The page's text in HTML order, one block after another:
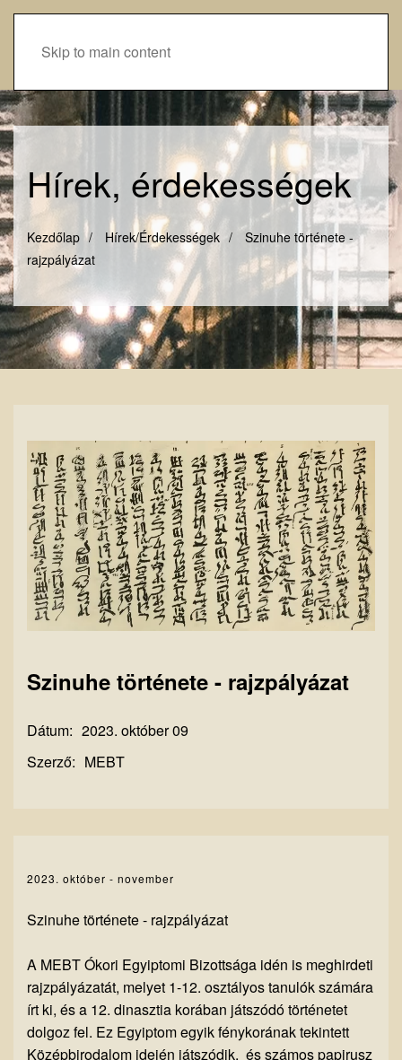
Skip to main content
Hírek, érdekességek
Kezdőlap Hírek/Érdekességek
Szinuhe története -
rajzpályázat
Szinuhe története - rajzpályázat
Dátum: 2023. október 09
Szerző: MEBT
2023. október - november
Szinuhe története - rajzpályázat
A MEBT Ókori Egyiptomi Bizottsága idén is meghirdeti
rajzpályázatát, melyet 1-12. osztályos tanulók számára
írt ki, és a 12. dinasztia korában játszódó történetet
dolgoz fel. Ez Egyiptom egyik fénykorának tekintett
Középbirodalom idején játszódik, és számos papirusz